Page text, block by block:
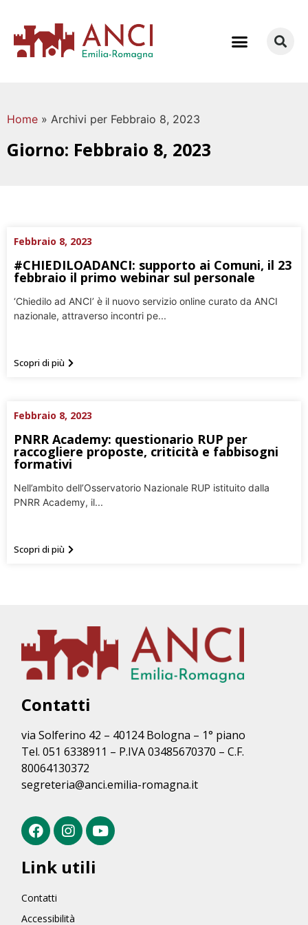
Home » Archivi per Febbraio 8, 2023
Giorno: Febbraio 8, 2023
Febbraio 8, 2023
#CHIEDILOADANCI: supporto ai Comuni, il 23
febbraio il primo webinar sul personale
‘Chiedilo ad ANCI’ è il nuovo servizio online curato da ANCI
nazionale, attraverso incontri pe...
Scopri di più
Febbraio 8, 2023
PNRR Academy: questionario RUP per
raccogliere proposte, criticità e fabbisogni
formativi
Nell’ambito dell’Osservatorio Nazionale RUP istituito dalla
PNRR Academy, il...
Scopri di più
Contatti
via Solferino 42 – 40124 Bologna – 1° piano
Tel. 051 6338911 – P.IVA 03485670370 – C.F.
80064130372
segreteria@anci.emilia-romagna.it
Link utili
Contatti
Accessibilità